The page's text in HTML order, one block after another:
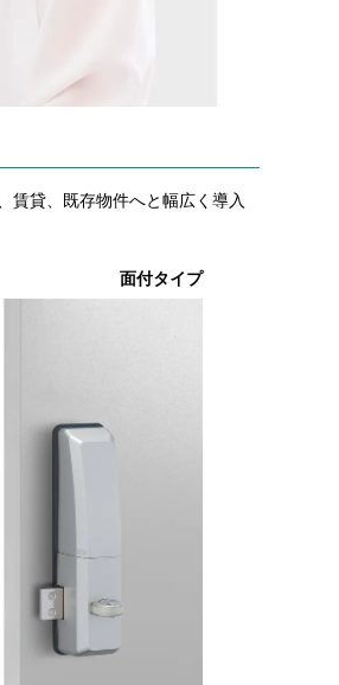
賃貸、既存物件へと幅広く導入
面付タイプ